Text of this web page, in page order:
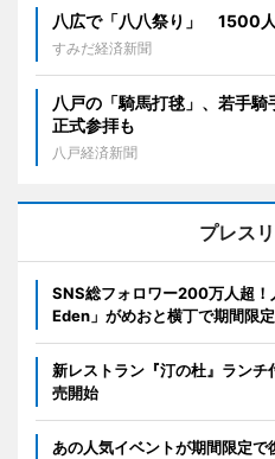
八広で「八八祭り」 1500
すみだ経済新聞
八戸の「騎馬打毬」、若手
正式参拝も
八戸経済新聞
プレス
SNS総フォロワー200万人超
Eden」がめおと横丁で期間限
新レストラン『汀の杜』ラン
売開始
あの人気イベントが期間限定